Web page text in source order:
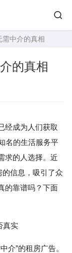
中介的真相
的真相
经成为人们获取
名的生活服务平
求的人选择。近
的信息，吸引了众
的靠谱吗？下面
真实
介”的租房广告。